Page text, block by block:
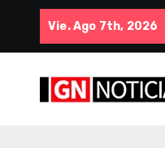
Vie. Ago 7th, 2026